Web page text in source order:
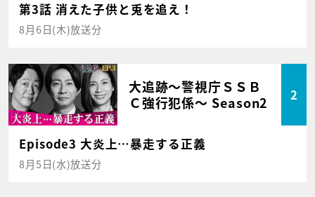
第3話 消えた子供と兎を追え！
8月6日(木)放送分
大追跡～警視庁ＳＳＢ
Ｃ強行犯係～ Season2
2
Episode3 大炎上…暴走する正義
8月5日(水)放送分